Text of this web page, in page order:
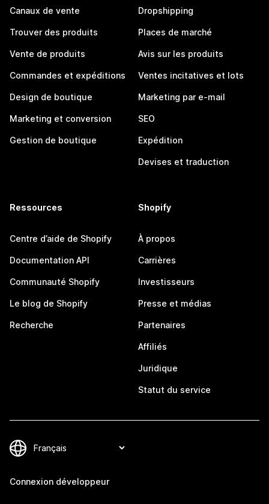
Canaux de vente
Trouver des produits
Vente de produits
Commandes et expéditions
Design de boutique
Marketing et conversion
Gestion de boutique
Dropshipping
Places de marché
Avis sur les produits
Ventes incitatives et lots
Marketing par e-mail
SEO
Expédition
Devises et traduction
Ressources
Centre d’aide de Shopify
Documentation API
Communauté Shopify
Le blog de Shopify
Recherche
Shopify
À propos
Carrières
Investisseurs
Presse et médias
Partenaires
Affiliés
Juridique
Statut du service
Connexion développeur